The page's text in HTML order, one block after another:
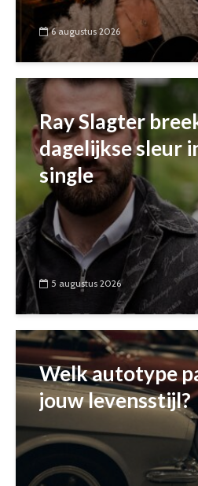
6 augustus 2026
Ray Slagter
dagelijkse sleur
single
5 augustus 2026
Welk autotype
jouw levensstijl?